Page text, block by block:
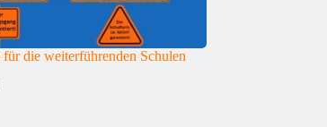
die weiterführenden Schulen